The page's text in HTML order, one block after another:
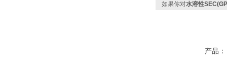
如果你对水溶性
产品：